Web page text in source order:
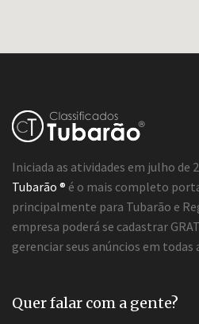
Iniciada as atividades em julho de
Tubarão ® é o mais completo
principalmente para Tubarão e
empresa poderá se cadastrar
gerenciar seus anúncios em todas
Quer falar com a gente?